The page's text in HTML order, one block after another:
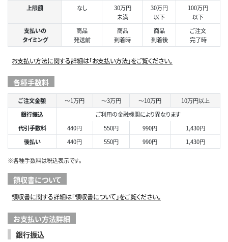
上限額 なし
30万円
未満
30万円
以下
100万円
以下
支払いの
タイミング
商品
発送前
商品
到着時
商品
到着後
ご注文
完了時
お支払い方法に関する詳細は「お支払い方法」をご覧ください。
各種手数料
ご注文金額 ～1万円 ～3万円 ～10万円
10万円以上
銀行振込
ご利用の金融機関により異なります
代引手数料
440円 550円 990円
1,430円
後払い
440円 550円 990円 1,430円
※各種手数料は税込表示です。
領収書について
領収書に関する詳細は「領収書について」をご覧ください。
お支払い方法詳細
銀行振込